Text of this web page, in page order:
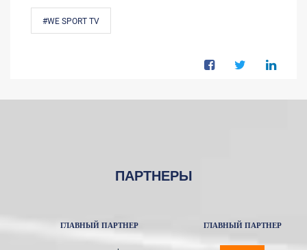
#WE SPORT TV
ПАРТНЕРЫ
ГЛАВНЫЙ ПАРТНЕР ГЛАВНЫЙ ПАРТНЕР